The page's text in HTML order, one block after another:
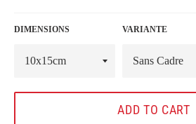
DIMENSIONS VARIANTE
ADD TO CART